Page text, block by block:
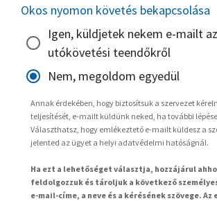
Okos nyomon követés bekapcsolása
Igen, küldjetek nekem e-mailt az
utókövetési teendőkről
Nem, megoldom egyedül
Annak érdekében, hogy biztosítsuk a szervezet
teljesítését, e-mailt küldünk neked, ha további
Választhatsz, hogy emlékeztető e-mailt küldesz a
jelented az ügyet a helyi adatvédelmi hatóságnál.
Ha ezt a lehetőséget választja, hozzájárul
feldolgozzuk és tároljuk a következő
e-mail-címe, a neve és a kérésének szövege. Az